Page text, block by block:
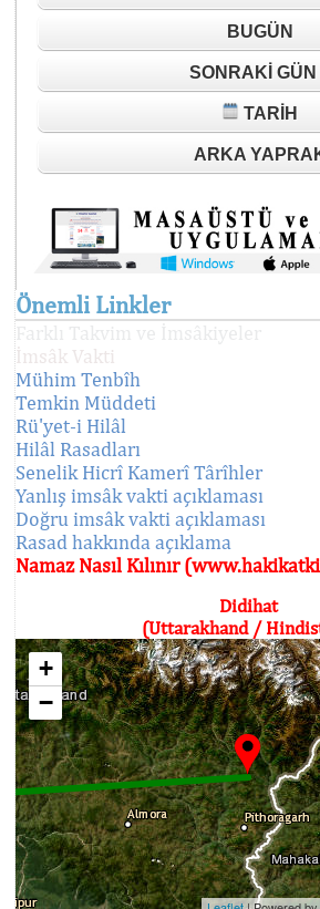
BUGÜN
SONRAKI GÜN
TARIH
ARKA
Önemli Linkler
İmsâk Vakti
Mühim Tenbîh
Temkin Müddeti
Rü'yet-i Hilâl
Hilâl Rasadları
Senelik Hicrî Kamerî Târîhler
Yanlış imsâk vakti açıklaması
Doğru imsâk vakti açıklaması
Rasad hakkında açıklama
Namaz Nasıl Kılınır
Didihat
(Uttarakhand /
+
−